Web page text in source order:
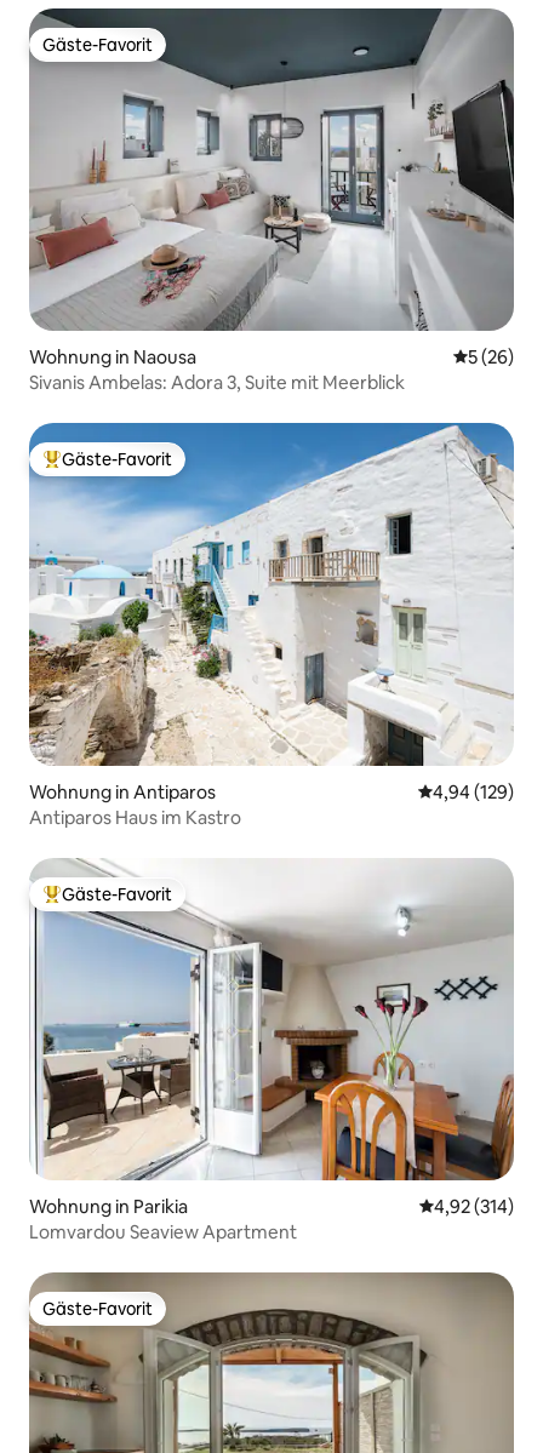
Gäste-Favorit
Gäste-Favorit
Wohnung in Naousa
5 (26)
Sivanis Ambelas: Adora 3, Suite mit Meerblick
Beliebter Gäste-Favorit.
Gäste-Favorit
Wohnung in Antiparos
4,94 (129)
Antiparos Haus im Kastro
Beliebter Gäste-Favorit.
Gäste-Favorit
Wohnung in Parikia
4,92 (314)
Lomvardou Seaview Apartment
Gäste-Favorit
Gäste-Favorit